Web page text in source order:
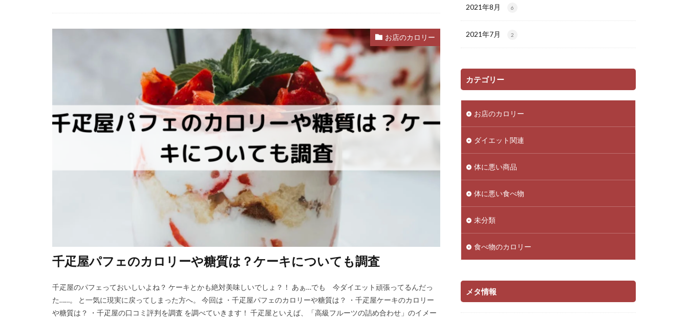
お店のカロリー
千疋屋パフェのカロリーや糖質は？ケーキについても調査
千疋屋のパフェっておいしいよね？ ケーキとかも絶対美味しいでしょ？！ あぁ…でも 今ダイエット頑張ってるんだっ
た……。 と一気に現実に戻ってしまった方へ。 今回は ・千疋屋パフェのカロリーや糖質は？ ・千疋屋ケーキのカロリー
や糖質は？ ・千疋屋の口コミ評判を調査 を調べていきます！ 千疋屋といえば、「高級フルーツの詰め合わせ」のイメー
2021年8月 6
2021年7月 2
カテゴリー
お店のカロリー
ダイエット関連
体に悪い商品
体に悪い食べ物
未分類
食べ物のカロリー
メタ情報